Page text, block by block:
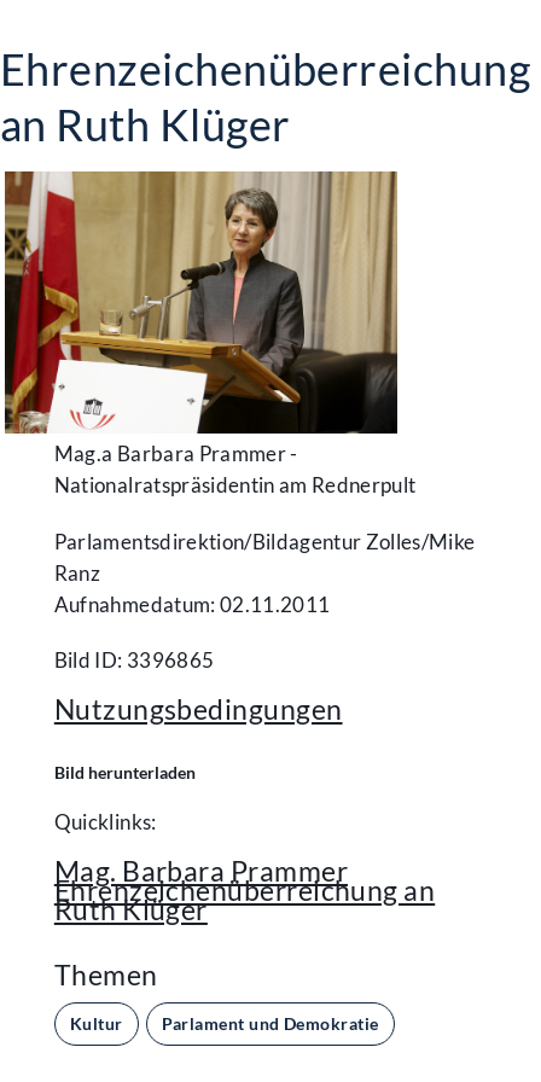
Ehrenzeichenüberreichung
an Ruth Klüger
Mag.a Barbara Prammer -
Nationalratspräsidentin am Rednerpult
Parlamentsdirektion/​Bildagentur Zolles/​Mike
Ranz
Aufnahmedatum: 02.11.2011
Bild ID: 3396865
Nutzungsbedingungen
Bild herunterladen
Quicklinks:
Mag. Barbara Prammer
Ehrenzeichenüberreichung an
Ruth Klüger
Themen
Kultur Parlament und Demokratie